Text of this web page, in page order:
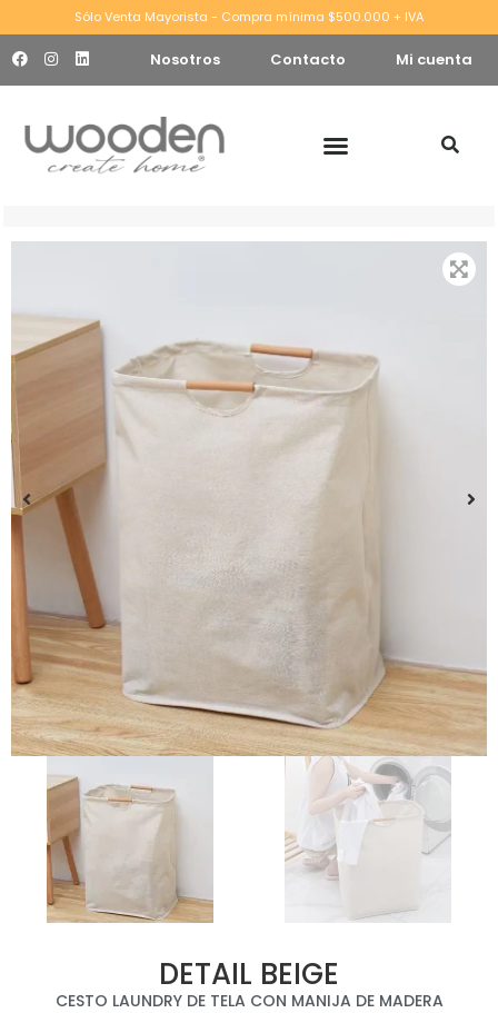
Sólo Venta Mayorista - Compra mínima $500.000 + IVA
Nosotros Contacto Mi cuenta
DETAIL BEIGE
CESTO LAUNDRY DE TELA CON MANIJA DE MADERA